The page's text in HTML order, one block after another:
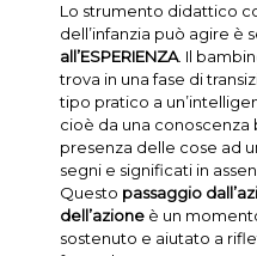
Lo strumento didattico
dell’infanzia può agire è
all’ESPERIENZA. Il
trova in una fase di
tipo pratico a
cioè da una conoscenza
presenza delle cose ad
segni e significati in
Questo passaggio
dell’azioneè un
sostenuto e aiutato a